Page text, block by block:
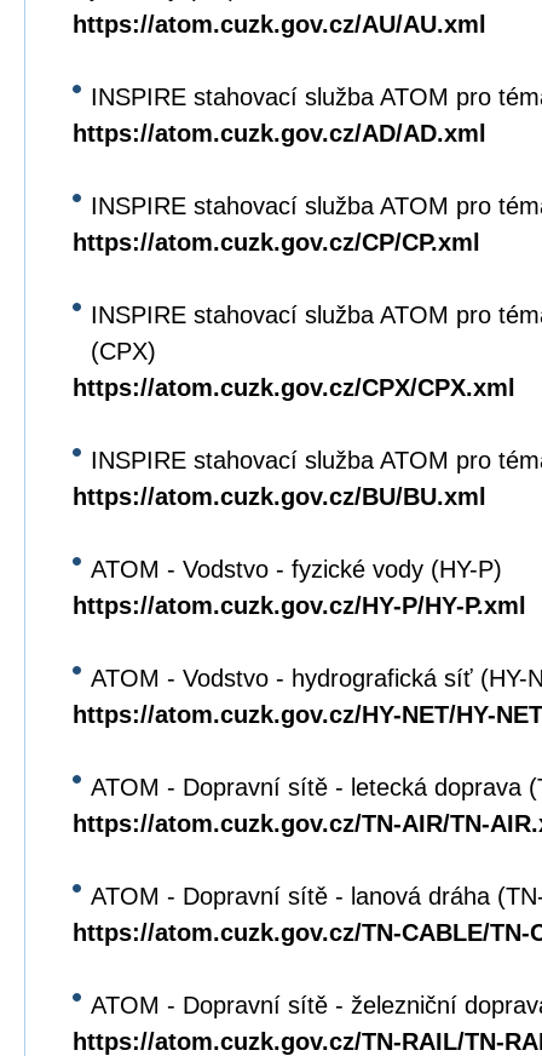
https://atom.cuzk.gov.cz/AU/AU.xml
INSPIRE stahovací služba ATOM pro
https://atom.cuzk.gov.cz/AD/AD.xml
INSPIRE stahovací služba ATOM pro
https://atom.cuzk.gov.cz/CP/CP.xml
INSPIRE stahovací služba ATOM pro
(CPX)
https://atom.cuzk.gov.cz/CPX/CPX.xml
INSPIRE stahovací služba ATOM pro
https://atom.cuzk.gov.cz/BU/BU.xml
ATOM - Vodstvo - fyzické vody (HY-P)
https://atom.cuzk.gov.cz/HY-P/HY-P.xml
ATOM - Vodstvo - hydrografická síť (HY-
https://atom.cuzk.gov.cz/HY-NET/HY-
ATOM - Dopravní sítě - letecká doprava
https://atom.cuzk.gov.cz/TN-AIR/TN-
ATOM - Dopravní sítě - lanová dráha
https://atom.cuzk.gov.cz/TN-CABLE/TN-
ATOM - Dopravní sítě - železniční
https://atom.cuzk.gov.cz/TN-RAIL/TN-